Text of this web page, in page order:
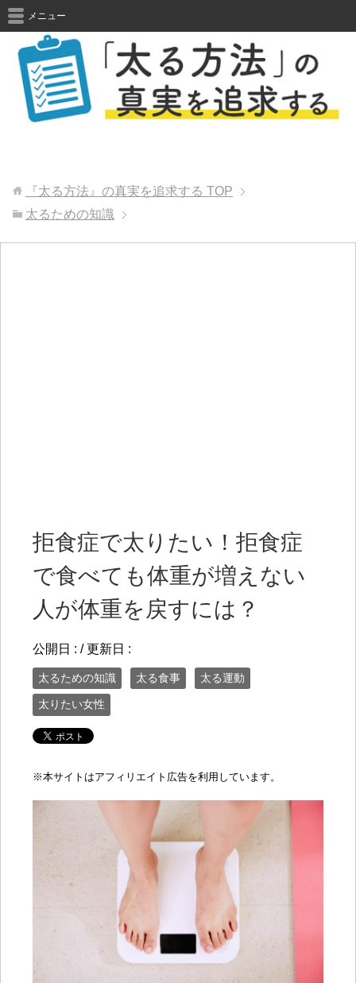
メニュー
『太る方法』の真実を追求する TOP
太るための知識
拒食症で太りたい！拒食症
で食べても体重が増えない
人が体重を戻すには？
公開日 : / 更新日 :
太るための知識 太る食事 太る運動
太りたい女性
※本サイトはアフィリエイト広告を利用しています。